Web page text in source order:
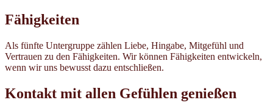
Fähigkeiten
Als fünfte Untergruppe zählen Liebe, Hingabe, Mitgefühl und
Vertrauen zu den Fähigkeiten. Wir können Fähigkeiten entwickeln,
wenn wir uns bewusst dazu entschließen.
Kontakt mit allen Gefühlen genießen